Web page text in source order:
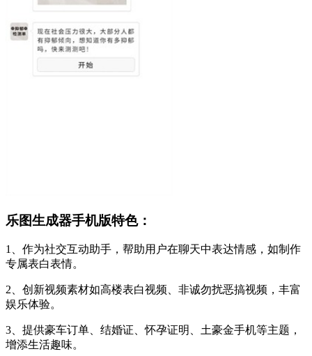
乐图生成器手机版特色：
1、作为社交互动助手，帮助用户在聊天中表达情感，如制作
专属表白表情。
2、创新视频素材如高楼表白视频、非诚勿扰恶搞视频，丰富
娱乐体验。
3、提供豪车订单、结婚证、怀孕证明、土豪金手机等主题，
增添生活趣味。